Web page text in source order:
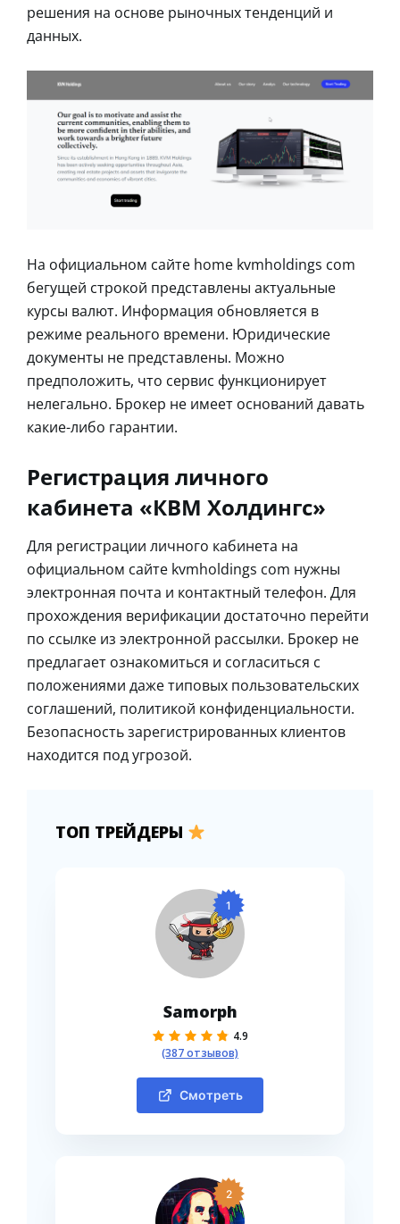
решения на основе рыночных тенденций и
данных.
На официальном сайте home kvmholdings com
бегущей строкой представлены актуальные
курсы валют. Информация обновляется в
режиме реального времени. Юридические
документы не представлены. Можно
предположить, что сервис функционирует
нелегально. Брокер не имеет оснований давать
какие-либо гарантии.
Регистрация личного
кабинета «КВМ Холдингс»
Для регистрации личного кабинета на
официальном сайте kvmholdings com нужны
электронная почта и контактный телефон. Для
прохождения верификации достаточно перейти
по ссылке из электронной рассылки. Брокер не
предлагает ознакомиться и согласиться с
положениями даже типовых пользовательских
соглашений, политикой конфиденциальности.
Безопасность зарегистрированных клиентов
находится под угрозой.
ТОП ТРЕЙДЕРЫ
1
Samorph
4.9
(387 отзывов)
Смотреть
2